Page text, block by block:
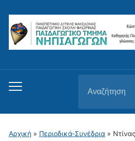
Εναλλαγή
μενού
για
για:
Αρχική» Περιοδικά-Συνέδρια »